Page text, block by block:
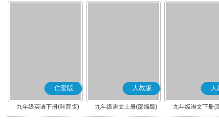
仁爱版
九年级英语下册(科普版)
人教版
九年级语文上册(部编版)
人
九年级语文下册(